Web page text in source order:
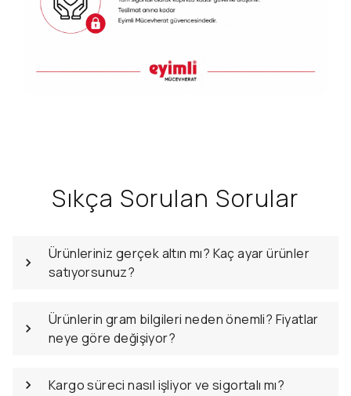
Sıkça Sorulan Sorular
Ürünleriniz gerçek altın mı? Kaç ayar ürünler
satıyorsunuz?
Ürünlerin gram bilgileri neden önemli? Fiyatlar
neye göre değişiyor?
Kargo süreci nasıl işliyor ve sigortalı mı?